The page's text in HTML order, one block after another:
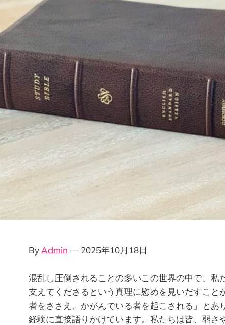
By Admin — 2025年10月18日
混乱し圧倒されることの多いこの世界の中で、
支えてくださるという真理に慰めを見いだすこ
者をささえ、かがんでいる者を起こされる」と
経験に直接語りかけています。私たちは皆、弱